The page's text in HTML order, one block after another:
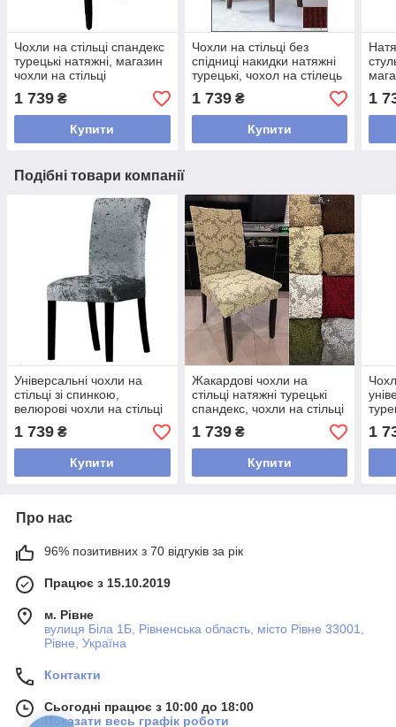
Чохли на стільці спандекс
турецькі натяжні, магазин
чохли на стільці
універсальні Чорний
1 739 ₴
Купити
Чохли на стільці без
спідниці накидки натяжні
турецькі, чохол на стілець
декоративні стрейч жатка
Бордовий
1 739₴
Купити
1
Подібні товари компанії
Універсальні чохли на
стільці зі спинкою,
велюрові чохли на стільці
без натяжні спідниці Сірий
1 739 ₴
Купити
Жакардові чохли на
стільці натяжні турецькі
спандекс, чохли на стільці
Бежеві
1 739₴
Купити
1
Про нас
96% позитивних з 70 відгуків за рік
Працює з 15.10.2019
м. Рівне
вулиця Біла 1Б, Рівненська область, місто Рівне 33001,
Рівне, Україна
Контакти
Сьогодні працює з 10:00 до 18:00
Показати весь графік роботи